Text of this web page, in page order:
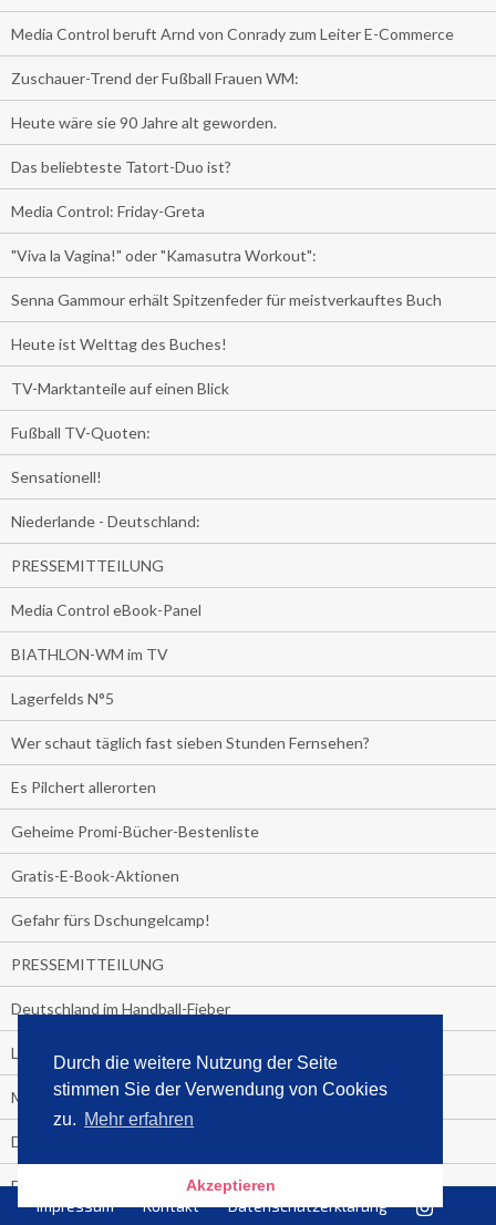
Durch die weitere Nutzung der Seite
stimmen Sie der Verwendung von Cookies
zu. Mehr erfahren
Akzeptieren
Media Control beruft Arnd von Conrady zum Leiter E-Commerce
Zuschauer-Trend der Fußball Frauen WM:
Heute wäre sie 90 Jahre alt geworden.
Das beliebteste Tatort-Duo ist?
Media Control: Friday-Greta
"Viva la Vagina!" oder "Kamasutra Workout":
Senna Gammour erhält Spitzenfeder für meistverkauftes Buch
Heute ist Welttag des Buches!
TV-Marktanteile auf einen Blick
Fußball TV-Quoten:
Sensationell!
Niederlande - Deutschland:
PRESSEMITTEILUNG
Media Control eBook-Panel
BIATHLON-WM im TV
Lagerfelds N°5
Wer schaut täglich fast sieben Stunden Fernsehen?
Es Pilchert allerorten
Geheime Promi-Bücher-Bestenliste
Gratis-E-Book-Aktionen
Gefahr fürs Dschungelcamp!
PRESSEMITTEILUNG
Deutschland im Handball-Fieber
Libri und Media Control verlängern Vertrag langfristig
Medienquiz:
Deutschlands Jahrescharts 2018
Die TV-Quotenkönige 2018
Impressum Kontakt Datenschutzerklärung